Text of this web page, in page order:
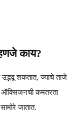
काय?
उद्भवू शकतात, ज्याचे ताजे
ऑक्सिजनची कमतरता
जातात.